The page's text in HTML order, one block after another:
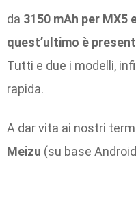
da 3150 mAh per MX5
quest’ultimo è
Tutti e due i modelli,
rapida.
A dar vita ai nostri
Meizu (su base